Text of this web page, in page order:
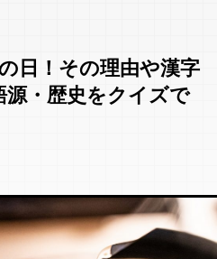
日！その理由や漢字
源・歴史をクイズで